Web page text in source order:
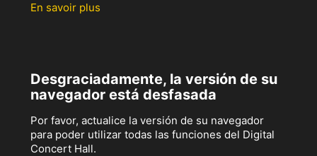
En savoir plus
Desgraciadamente, la versión de su
navegador está desfasada
Por favor, actualice la versión de su navegador
para poder utilizar todas las funciones del Digital
Concert Hall.